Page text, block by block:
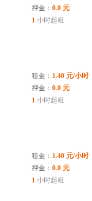
押金： 0.0 元
1 小时起租
租金： 1.40 元/小时
押金： 0.0 元
1 小时起租
租金： 1.40 元/小时
押金： 0.0 元
1 小时起租